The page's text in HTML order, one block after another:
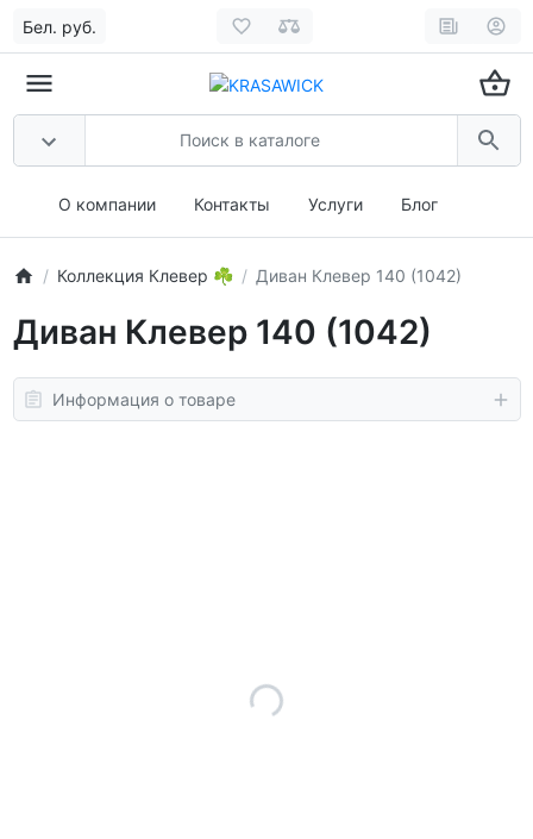
Бел. руб.
О компании Контакты Услуги Блог
Коллекция Клевер ☘️ Диван Клевер 140 (1042)
Диван Клевер 140 (1042)
Информация о товаре